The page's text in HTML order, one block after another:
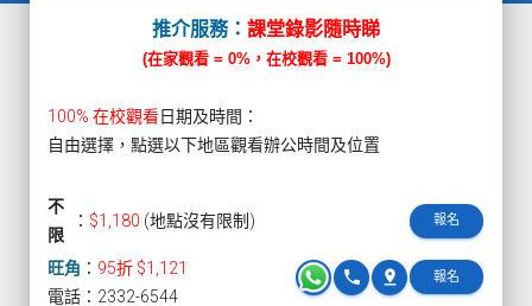
推介服務： 課堂錄影隨時睇
(在家觀看 = 0%，在校觀看 = 100%)
100% 在校觀看日期及時間：
自由選擇，點選以下地區觀看辦公時間及位置
不
限
： $1,180 (地點沒有限制) 報名
旺角 ： 95折 $1,121 報名
pin_drop
phone
電話：2332-6544